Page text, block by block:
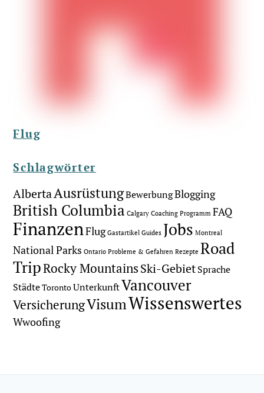
Flug
Schlagwörter
AlbertaAusrüstungBewerbungBlogging
British Columbia Calgary Coaching Programm FAQ
FinanzenFlug Gastartikel Guides Jobs Montreal
National Parks Ontario Probleme & Gefahren Rezepte Road
TripRocky MountainsSki-GebietSprache
StädteTorontoUnterkunftVancouver
VersicherungVisumWissenswertes
Wwoofing